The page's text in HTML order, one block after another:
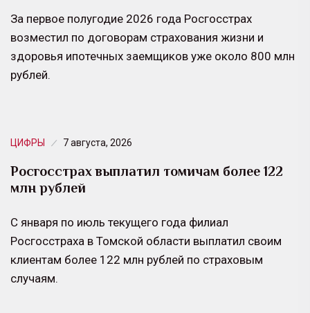
За первое полугодие 2026 года Росгосстрах
возместил по договорам страхования жизни и
здоровья ипотечных заемщиков уже около 800 млн
рублей.
ЦИФРЫ 7 августа, 2026
Росгосстрах выплатил томичам более 122
млн рублей
С января по июль текущего года филиал
Росгосстраха в Томской области выплатил своим
клиентам более 122 млн рублей по страховым
случаям.